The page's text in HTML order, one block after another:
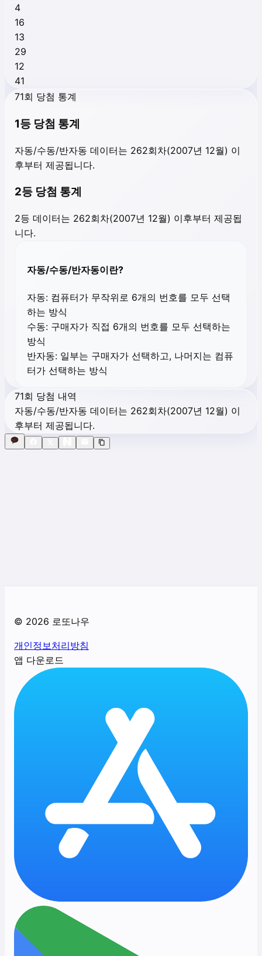
4
16
13
29
12
41
71회 당첨 통계
1등 당첨 통계
자동/수동/반자동 데이터는 262회차(2007년 12월) 이
후부터 제공됩니다.
2등 당첨 통계
2등 데이터는 262회차(2007년 12월) 이후부터 제공됩
니다.
자동/수동/반자동이란?
자동: 컴퓨터가 무작위로 6개의 번호를 모두 선택
하는 방식
수동: 구매자가 직접 6개의 번호를 모두 선택하는
방식
반자동: 일부는 구매자가 선택하고, 나머지는 컴퓨
터가 선택하는 방식
71회 당첨 내역
자동/수동/반자동 데이터는 262회차(2007년 12월) 이
후부터 제공됩니다.
© 2026 로또나우
개인정보처리방침
앱 다운로드